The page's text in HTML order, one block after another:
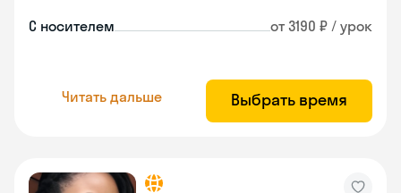
С носителем от 3190 ₽ / урок
Читать дальше Выбрать время